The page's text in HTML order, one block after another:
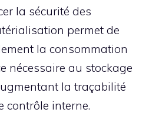
la sécurité des
permet de
la consommation
nécessaire au stockage
la traçabilité
contrôle interne.